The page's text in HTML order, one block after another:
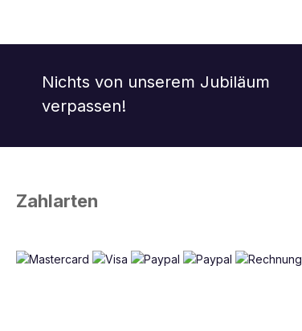
Nichts von unserem Jubiläum
verpassen!
Zahlarten